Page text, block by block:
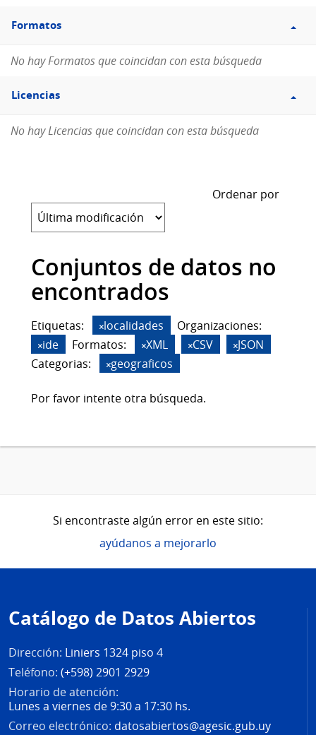
Filtro
Formatos
Formatos
No hay Formatos que coincidan con esta búsqueda
Filtro
Licencias
Licencias
No hay Licencias que coincidan con esta búsqueda
Ordenar por
Conjuntos de datos no
encontrados
Etiquetas: localidades
Organizaciones:
ide
Formatos: XML CSV
JSON
Categorias:
geograficos
Por favor intente otra búsqueda.
Si encontraste algún error en este sitio:
ayúdanos a mejorarlo
de
página
Catálogo de Datos Abiertos
Dirección: Liniers 1324 piso 4
Teléfono: (+598) 2901 2929
Horario de atención:
Lunes a viernes de 9:30 a 17:30 hs.
Correo electrónico: datosabiertos@agesic.gub.uy